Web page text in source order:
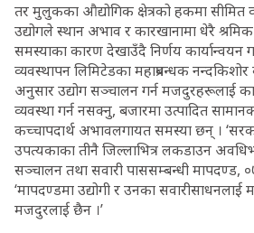
तर मुलुकका औद्योगिक क्षेत्रको हकमा सीमित
उद्योगले स्थान अभाव र कारखानामा धेरै
समस्याका कारण देखाउँदै निर्णय कार्यान्वयन
व्यवस्थापन लिमिटेडका महाप्रबन्धक
अनुसार उद्योग सञ्चालन गर्न मजदुरहरूलाई
व्यवस्था गर्न नसक्नु, बजारमा उत्पादित
कच्चापदार्थ अभावलगायत समस्या छन् ।
उपत्यकाका तीनै जिल्लाभित्र लकडाउन अवधिभर
सञ्चालन तथा सवारी पाससम्बन्धी मापदण्ड,
‘मापदण्डमा उद्योगी र उनका सवारीसाधनलाई
मजदुरलाई छैन ।’